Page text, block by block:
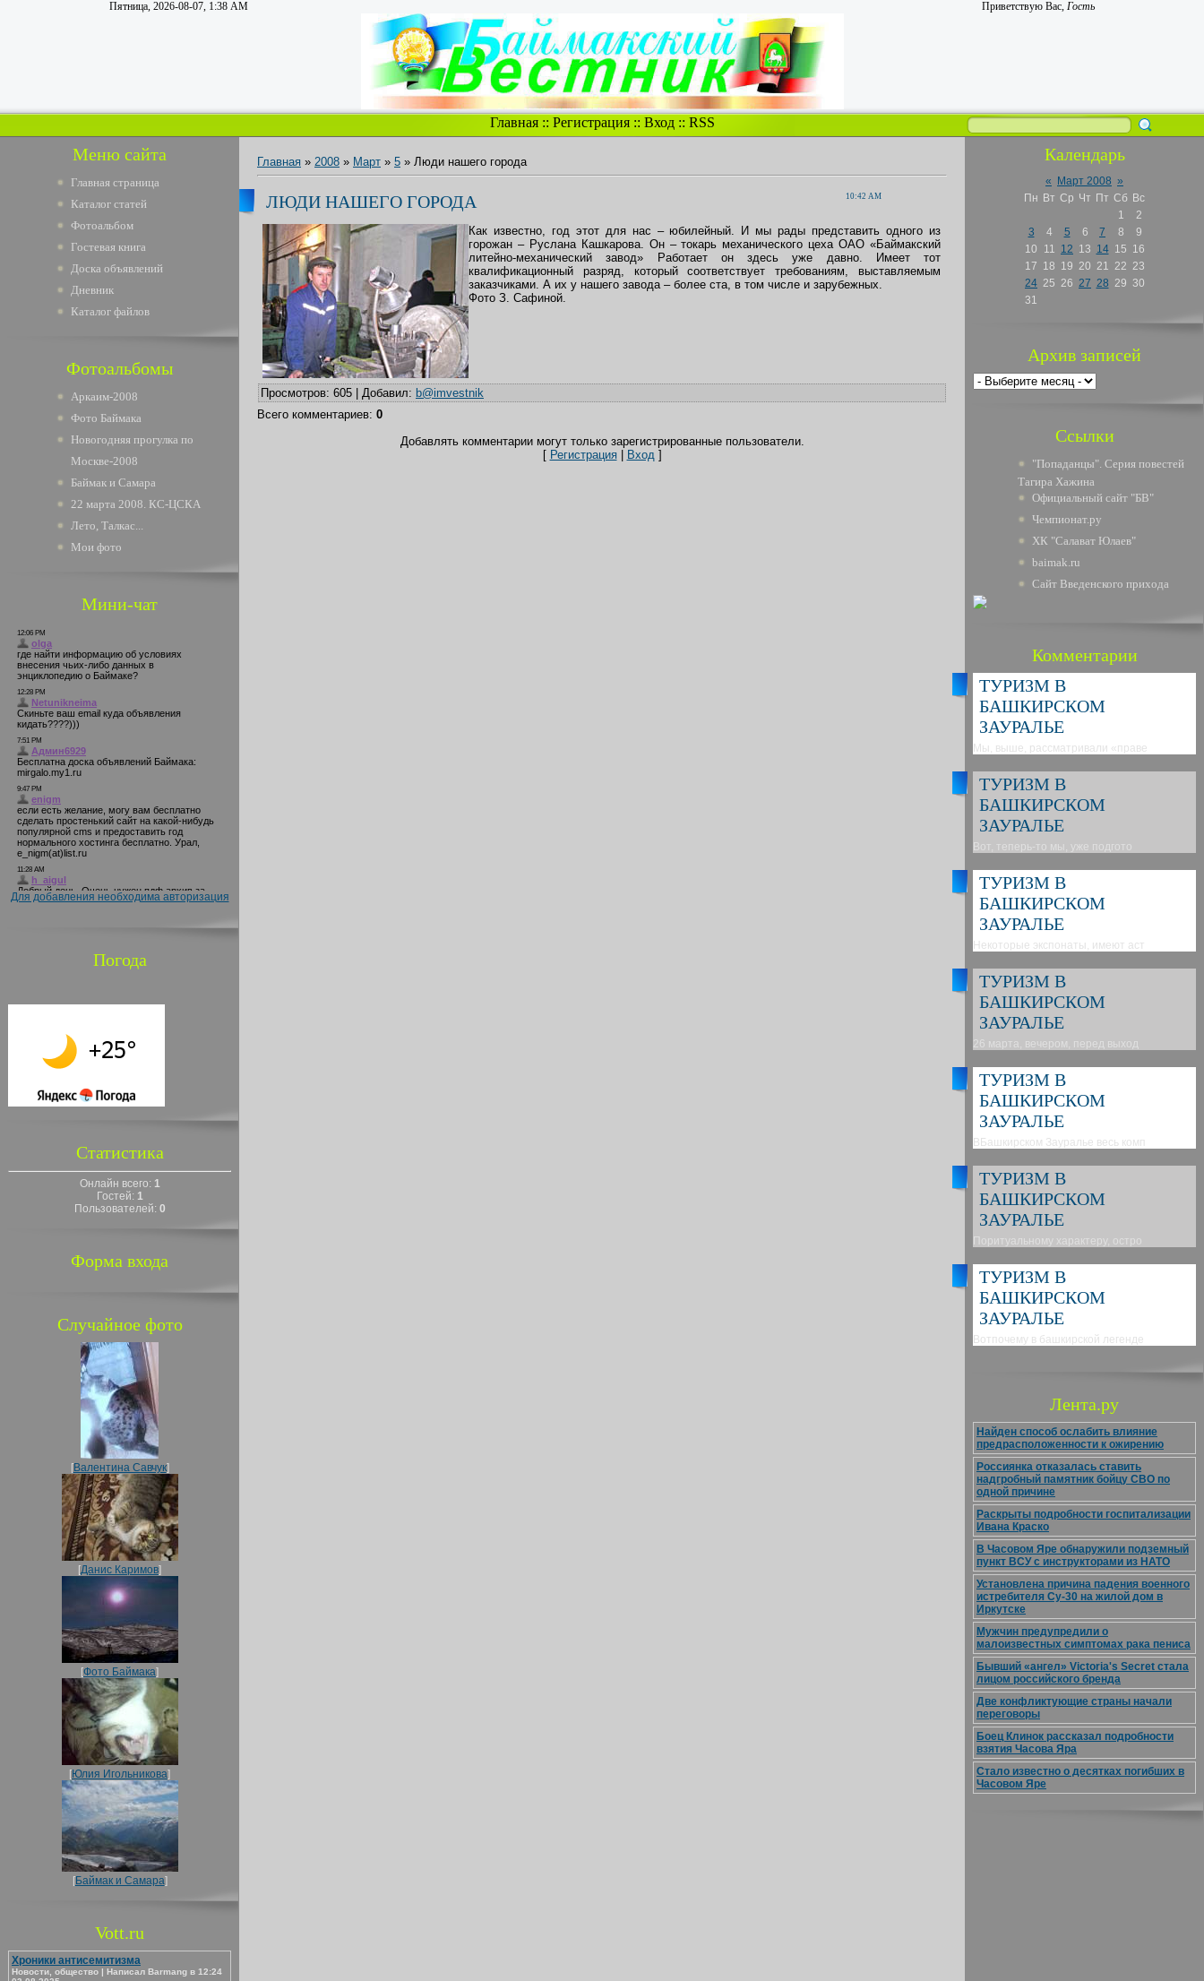
Пятница, 2026-08-07, 1:38 AM Приветствую Вас, Гость
Главная:: Регистрация:: Вход:: RSS
Меню сайта
Главная страница
Каталог статей
Фотоальбом
Гостевая книга
Доска объявлений
Дневник
Каталог файлов
Фотоальбомы
Аркаим-2008
Фото Баймака
Новогодняя прогулка по
Москве-2008
Баймак и Самара
22 марта 2008. КС-ЦСКА
Лето, Талкас...
Мои фото
Мини-чат
Для добавления необходима авторизация
Погода
Статистика
Онлайн всего: 1
Гостей: 1
Пользователей: 0
Форма входа
Случайное фото
[Валентина Савчук]
[Данис Каримов]
[Фото Баймака]
[Юлия Игольникова]
[Баймак и Самара]
Vott.ru
Хроники антисемитизма
Новости, общество | Написал Barmang в 12:24
Главная » 2008 » Март » 5 » Люди нашего города
10:42 AM
ЛЮДИ НАШЕГО ГОРОДА
Как известно, год этот для нас – юбилейный. И мы рады представить одного из
горожан – Руслана Кашкарова. Он – токарь механического цеха ОАО «Баймакский
литейно-механический завод» Работает он здесь уже давно. Имеет тот
квалификационный разряд, который соответствует требованиям, выставляемым
заказчиками. А их у нашего завода – более ста, в том числе и зарубежных.
Фото З. Сафиной.
Просмотров: 605 | Добавил: b@imvestnik
Всего комментариев: 0
Добавлять комментарии могут только зарегистрированные пользователи.
[ Регистрация| Вход]
Календарь
« Март 2008 »
Пн Вт Ср Чт Пт Сб Вс
1
2
3
4 5 6 7 8
9
10
11 12 13 14 15 16
17 18 19 20 21 22 23
24 25 26 27 28 29 30
31
Архив записей
Ссылки
"Попаданцы". Серия повестей
Тагира Хажина
Официальный сайт "БВ"
Чемпионат.ру
ХК "Салават Юлаев"
baimak.ru
Сайт Введенского прихода
Комментарии
ТУРИЗМ В
БАШКИРСКОМ
ЗАУРАЛЬЕ
Мы, выше, рассматривали «праве
ТУРИЗМ В
БАШКИРСКОМ
ЗАУРАЛЬЕ
Вот, теперь-то мы, уже подгото
ТУРИЗМ В
БАШКИРСКОМ
ЗАУРАЛЬЕ
Некоторые экспонаты, имеют аст
ТУРИЗМ В
БАШКИРСКОМ
ЗАУРАЛЬЕ
26 марта, вечером, перед выход
ТУРИЗМ В
БАШКИРСКОМ
ЗАУРАЛЬЕ
ВБашкирском Зауралье весь комп
ТУРИЗМ В
БАШКИРСКОМ
ЗАУРАЛЬЕ
Поритуальному характеру, остро
ТУРИЗМ В
БАШКИРСКОМ
ЗАУРАЛЬЕ
Вотпочему в башкирской легенде
Лента.ру
Найден способ ослабить влияние
предрасположенности к ожирению
Россиянка отказалась ставить
надгробный памятник бойцу СВО по
одной причине
Раскрыты подробности госпитализации
Ивана Краско
В Часовом Яре обнаружили подземный
пункт ВСУ с инструкторами из НАТО
Установлена причина падения военного
истребителя Су-30 на жилой дом в
Иркутске
Мужчин предупредили о
малоизвестных симптомах рака пениса
Бывший «ангел» Victoria's Secret стала
лицом российского бренда
Две конфликтующие страны начали
переговоры
Боец Клинок рассказал подробности
взятия Часова Яра
Стало известно о десятках погибших в
Часовом Яре